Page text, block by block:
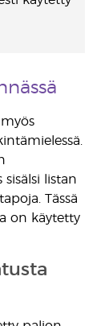
sisälsi listan
Tässä
on käytetty